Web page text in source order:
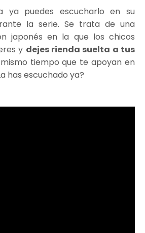
ya puedes escucharlo en su
la serie. Se trata de una
japonés en la que los chicos
y dejes rienda suelta a tus
tiempo que te apoyan en
has escuchado ya?